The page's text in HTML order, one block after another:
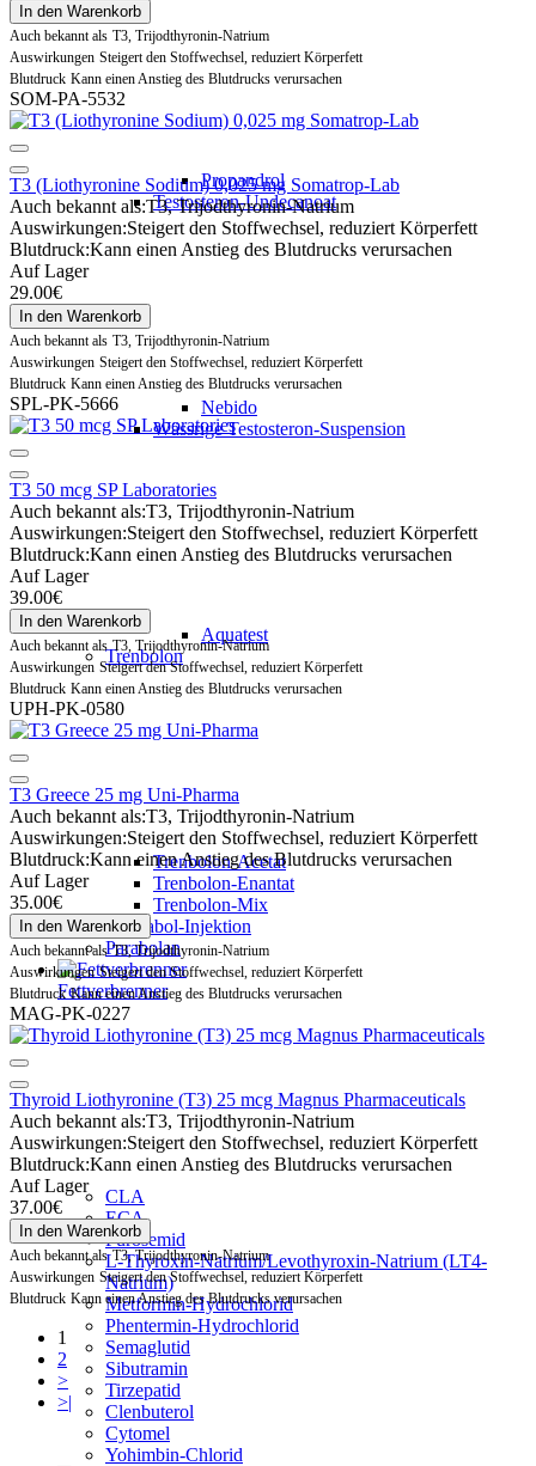
Propandrol
Testosteron-Undecanoat
Nebido
Wässrige Testosteron-Suspension
Aquatest
Trenbolon
Trenbolon-Acetat
Trenbolon-Enantat
Trenbolon-Mix
Turinabol-Injektion
Parabolan
Fettverbrenner
CLA
ECA
Furosemid
L-Thyroxin-Natrium/Levothyroxin-Natrium (LT4-
Natrium)
Metformin-Hydrochlorid
Phentermin-Hydrochlorid
Semaglutid
Sibutramin
Tirzepatid
Clenbuterol
Cytomel
Yohimbin-Chlorid
In den Warenkorb
Auch bekannt als T3, Trijodthyronin-Natrium
Auswirkungen Steigert den Stoffwechsel, reduziert Körperfett
Blutdruck Kann einen Anstieg des Blutdrucks verursachen
SOM-PA-5532
T3 (Liothyronine Sodium) 0,025 mg Somatrop-Lab
Auch bekannt als:T3, Trijodthyronin-Natrium
Auswirkungen:Steigert den Stoffwechsel, reduziert Körperfett
Blutdruck:Kann einen Anstieg des Blutdrucks verursachen
Auf Lager
29.00€
In den Warenkorb
Auch bekannt als T3, Trijodthyronin-Natrium
Auswirkungen Steigert den Stoffwechsel, reduziert Körperfett
Blutdruck Kann einen Anstieg des Blutdrucks verursachen
SPL-PK-5666
T3 50 mcg SP Laboratories
Auch bekannt als:T3, Trijodthyronin-Natrium
Auswirkungen:Steigert den Stoffwechsel, reduziert Körperfett
Blutdruck:Kann einen Anstieg des Blutdrucks verursachen
Auf Lager
39.00€
In den Warenkorb
Auch bekannt als T3, Trijodthyronin-Natrium
Auswirkungen Steigert den Stoffwechsel, reduziert Körperfett
Blutdruck Kann einen Anstieg des Blutdrucks verursachen
UPH-PK-0580
T3 Greece 25 mg Uni-Pharma
Auch bekannt als:T3, Trijodthyronin-Natrium
Auswirkungen:Steigert den Stoffwechsel, reduziert Körperfett
Blutdruck:Kann einen Anstieg des Blutdrucks verursachen
Auf Lager
35.00€
In den Warenkorb
Auch bekannt als T3, Trijodthyronin-Natrium
Auswirkungen Steigert den Stoffwechsel, reduziert Körperfett
Blutdruck Kann einen Anstieg des Blutdrucks verursachen
MAG-PK-0227
Thyroid Liothyronine (T3) 25 mcg Magnus Pharmaceuticals
Auch bekannt als:T3, Trijodthyronin-Natrium
Auswirkungen:Steigert den Stoffwechsel, reduziert Körperfett
Blutdruck:Kann einen Anstieg des Blutdrucks verursachen
Auf Lager
37.00€
In den Warenkorb
Auch bekannt als T3, Trijodthyronin-Natrium
Auswirkungen Steigert den Stoffwechsel, reduziert Körperfett
Blutdruck Kann einen Anstieg des Blutdrucks verursachen
1
2
>
>|